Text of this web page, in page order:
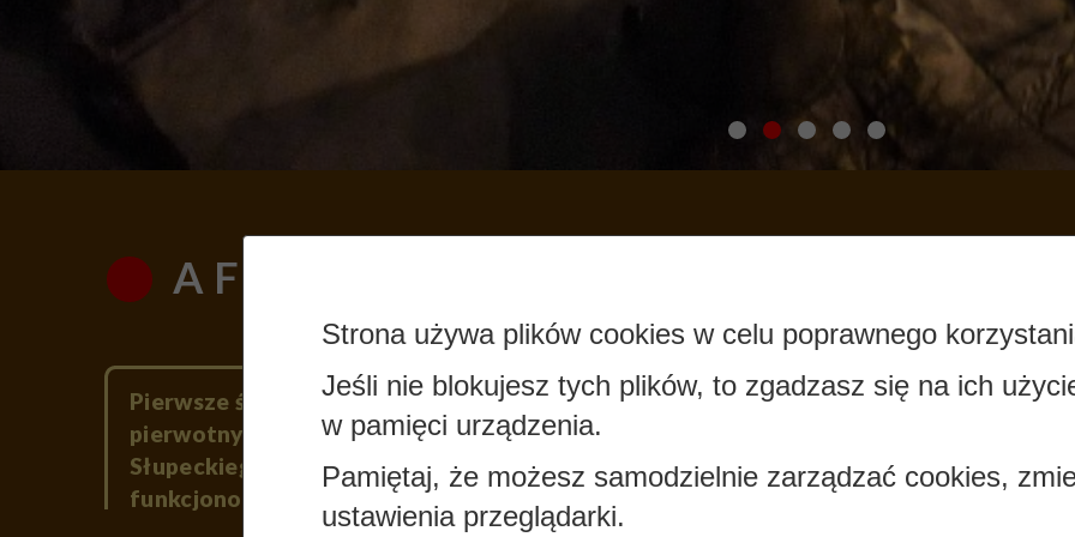
A FEW WORDS OF INTRODUCTION
Pierwsze ślady osadnictwa w okolicach Słupcy pochodzą jeszcze z czasów
pierwotnych grup łowieckich. Z czasem, w okresie halsztackim kultury łużyckiej
Słupeckiego zbudowano grodzisko, o potocznej nazwie „Szwedzki Kopiec”. Jest ono
funkcjonowania zorganizowanej gospodarki ludzkiej w tych okolicach.
Strona używa plików cookies w celu poprawnego
Jeśli nie blokujesz tych plików, to zgadzasz się na ich
w pamięci urządzenia.
Pamiętaj, że możesz samodzielnie zarządzać cookies,
ustawienia przeglądarki.